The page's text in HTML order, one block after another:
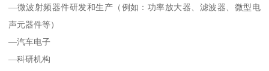
—微波射频器件研发和生产（例如：功率放大器、滤波器、微型电
声元器件等）
—汽车电子
—科研机构